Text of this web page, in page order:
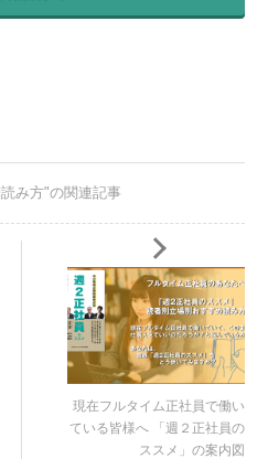
み方"の関連記事
現在フルタイム正社員で働い
ている皆様へ 「週２正社員の
ススメ」の案内図